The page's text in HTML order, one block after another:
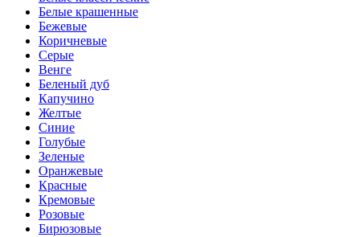
Белые крашенные
Бежевые
Коричневые
Серые
Венге
Беленый дуб
Капучино
Желтые
Синие
Голубые
Зеленые
Оранжевые
Красные
Кремовые
Розовые
Бирюзовые